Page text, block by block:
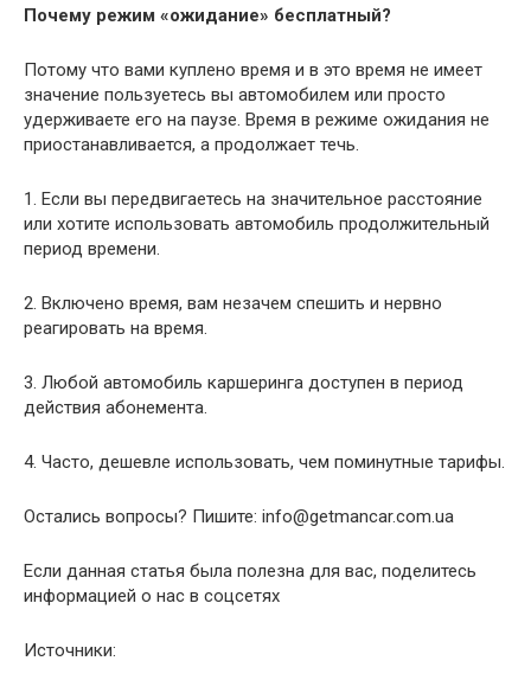
Почему режим «ожидание» бесплатный?
Потому что вами куплено время и в это время не имеет
значение пользуетесь вы автомобилем или просто
удерживаете его на паузе. Время в режиме ожидания не
приостанавливается, а продолжает течь.
1. Если вы передвигаетесь на значительное расстояние
или хотите использовать автомобиль продолжительный
период времени.
2. Включено время, вам незачем спешить и нервно
реагировать на время.
3. Любой автомобиль каршеринга доступен в период
действия абонемента.
4. Часто, дешевле использовать, чем поминутные тарифы.
Остались вопросы? Пишите: info@getmancar.com.ua
Если данная статья была полезна для вас, поделитесь
информацией о нас в соцсетях
Источники: